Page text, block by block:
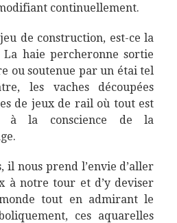
continuellement.
de construction, est-ce la
haie percheronne sortie
ou soutenue par un étai tel
les vaches découpées
de jeux de rail où tout est
à la conscience de la
il nous prend l’envie d’aller
à notre tour et d’y deviser
tout en admirant le
ces aquarelles